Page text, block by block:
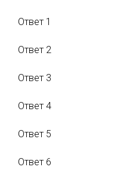
Ответ 1
Ответ 2
Ответ 3
Ответ 4
Ответ 5
Ответ 6